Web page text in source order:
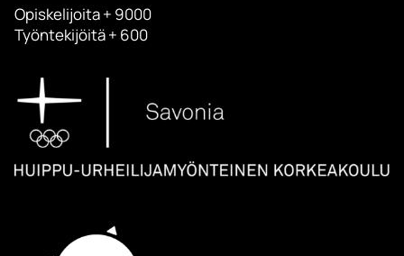
Opiskelijoita + 9000
Työntekijöitä + 600